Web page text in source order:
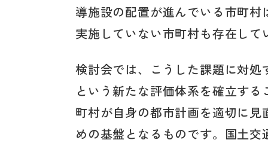
導施設の配置が進んでいる市町
実施していない市町村も存在して
検討会では、こうした課題に対
という新たな評価体系を確立す
町村が自身の都市計画を適切に
めの基盤となるものです。国土